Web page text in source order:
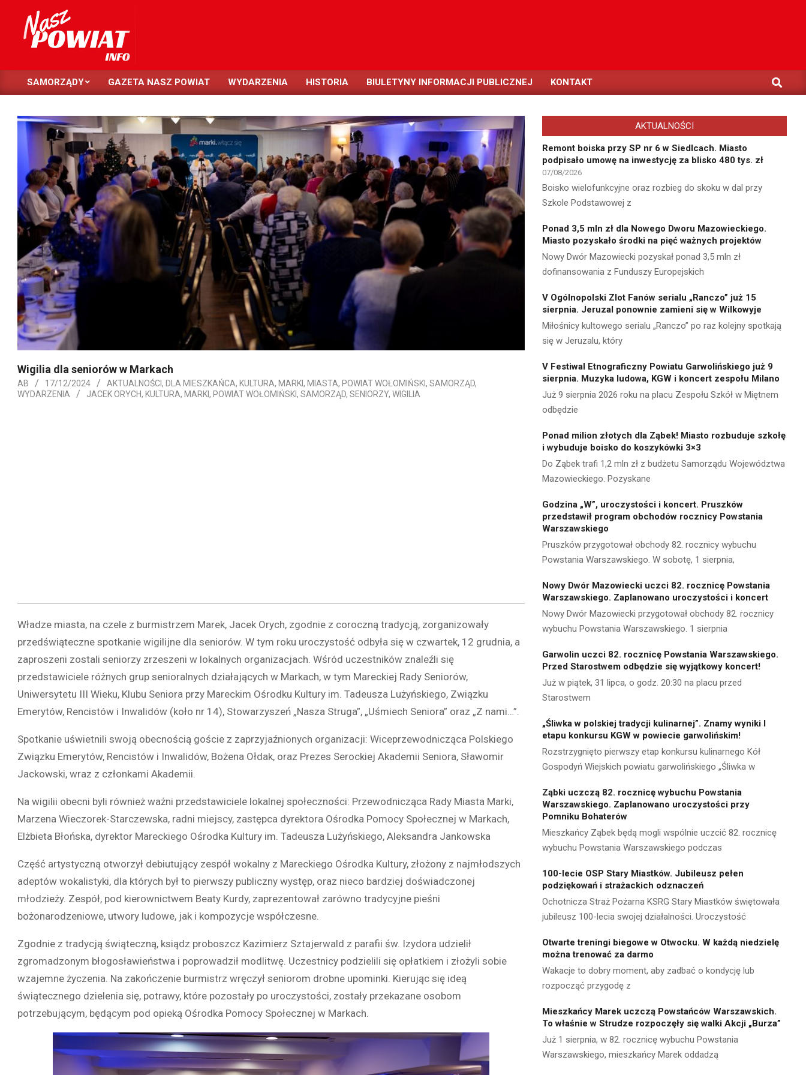
content
NASZ
POWIAT
Primary
Menu
SAMORZĄDY GAZETA NASZ POWIAT WYDARZENIA HISTORIA BIULETYNY INFORMACJI PUBLICZNEJ KONTAKT Search
Wigilia dla seniorów w Markach
AB 17/12/2024 AKTUALNOŚCI , DLA MIESZKAŃCA, KULTURA, MARKI, MIASTA, POWIAT WOŁOMIŃSKI, SAMORZĄD,
WYDARZENIA
JACEK ORYCH, KULTURA, MARKI, POWIAT WOŁOMIŃSKI, SAMORZĄD, SENIORZY, WIGILIA
Władze miasta, na czele z burmistrzem Marek, Jacek Orych, zgodnie z coroczną tradycją, zorganizowały
przedświąteczne spotkanie wigilijne dla seniorów. W tym roku uroczystość odbyła się w czwartek, 12 grudnia, a
zaproszeni zostali seniorzy zrzeszeni w lokalnych organizacjach. Wśród uczestników znaleźli się
przedstawiciele różnych grup senioralnych działających w Markach, w tym Mareckiej Rady Seniorów,
Uniwersytetu III Wieku, Klubu Seniora przy Mareckim Ośrodku Kultury im. Tadeusza Lużyńskiego, Związku
Emerytów, Rencistów i Inwalidów (koło nr 14), Stowarzyszeń „Nasza Struga”, „Uśmiech Seniora” oraz „Z nami…”.
Spotkanie uświetnili swoją obecnością goście z zaprzyjaźnionych organizacji: Wiceprzewodnicząca Polskiego
Związku Emerytów, Rencistów i Inwalidów, Bożena Ołdak, oraz Prezes Serockiej Akademii Seniora, Sławomir
Jackowski, wraz z członkami Akademii.
Na wigilii obecni byli również ważni przedstawiciele lokalnej społeczności: Przewodnicząca Rady Miasta Marki,
Marzena Wieczorek-Starczewska, radni miejscy, zastępca dyrektora Ośrodka Pomocy Społecznej w Markach,
Elżbieta Błońska, dyrektor Mareckiego Ośrodka Kultury im. Tadeusza Lużyńskiego, Aleksandra Jankowska
Część artystyczną otworzył debiutujący zespół wokalny z Mareckiego Ośrodka Kultury, złożony z najmłodszych
adeptów wokalistyki, dla których był to pierwszy publiczny występ, oraz nieco bardziej doświadczonej
młodzieży. Zespół, pod kierownictwem Beaty Kurdy, zaprezentował zarówno tradycyjne pieśni
bożonarodzeniowe, utwory ludowe, jak i kompozycje współczesne.
Zgodnie z tradycją świąteczną, ksiądz proboszcz Kazimierz Sztajerwald z parafii św. Izydora udzielił
zgromadzonym błogosławieństwa i poprowadził modlitwę. Uczestnicy podzielili się opłatkiem i złożyli sobie
wzajemne życzenia. Na zakończenie burmistrz wręczył seniorom drobne upominki. Kierując się ideą
świątecznego dzielenia się, potrawy, które pozostały po uroczystości, zostały przekazane osobom
potrzebującym, będącym pod opieką Ośrodka Pomocy Społecznej w Markach.
AKTUALNOŚCI
Remont boiska przy SP nr 6 w Siedlcach. Miasto
podpisało umowę na inwestycję za blisko 480 tys. zł
07/08/2026
Boisko wielofunkcyjne oraz rozbieg do skoku w dal przy
Szkole Podstawowej z
Ponad 3,5 mln zł dla Nowego Dworu Mazowieckiego.
Miasto pozyskało środki na pięć ważnych projektów
Nowy Dwór Mazowiecki pozyskał ponad 3,5 mln zł
dofinansowania z Funduszy Europejskich
V Ogólnopolski Zlot Fanów serialu „Ranczo” już 15
sierpnia. Jeruzal ponownie zamieni się w Wilkowyje
Miłośnicy kultowego serialu „Ranczo” po raz kolejny spotkają
się w Jeruzalu, który
V Festiwal Etnograficzny Powiatu Garwolińskiego już 9
sierpnia. Muzyka ludowa, KGW i koncert zespołu Milano
Już 9 sierpnia 2026 roku na placu Zespołu Szkół w Miętnem
odbędzie
Ponad milion złotych dla Ząbek! Miasto rozbuduje szkołę
i wybuduje boisko do koszykówki 3×3
Do Ząbek trafi 1,2 mln zł z budżetu Samorządu Województwa
Mazowieckiego. Pozyskane
Godzina „W”, uroczystości i koncert. Pruszków
przedstawił program obchodów rocznicy Powstania
Warszawskiego
Pruszków przygotował obchody 82. rocznicy wybuchu
Powstania Warszawskiego. W sobotę, 1 sierpnia,
Nowy Dwór Mazowiecki uczci 82. rocznicę Powstania
Warszawskiego. Zaplanowano uroczystości i koncert
Nowy Dwór Mazowiecki przygotował obchody 82. rocznicy
wybuchu Powstania Warszawskiego. 1 sierpnia
Garwolin uczci 82. rocznicę Powstania Warszawskiego.
Przed Starostwem odbędzie się wyjątkowy koncert!
Już w piątek, 31 lipca, o godz. 20:30 na placu przed
Starostwem
„Śliwka w polskiej tradycji kulinarnej”. Znamy wyniki I
etapu konkursu KGW w powiecie garwolińskim!
Rozstrzygnięto pierwszy etap konkursu kulinarnego Kół
Gospodyń Wiejskich powiatu garwolińskiego „Śliwka w
Ząbki uczczą 82. rocznicę wybuchu Powstania
Warszawskiego. Zaplanowano uroczystości przy
Pomniku Bohaterów
Mieszkańcy Ząbek będą mogli wspólnie uczcić 82. rocznicę
wybuchu Powstania Warszawskiego podczas
100-lecie OSP Stary Miastków. Jubileusz pełen
podziękowań i strażackich odznaczeń
Ochotnicza Straż Pożarna KSRG Stary Miastków świętowała
jubileusz 100-lecia swojej działalności. Uroczystość
Otwarte treningi biegowe w Otwocku. W każdą niedzielę
można trenować za darmo
Wakacje to dobry moment, aby zadbać o kondycję lub
rozpocząć przygodę z
Mieszkańcy Marek uczczą Powstańców Warszawskich.
To właśnie w Strudze rozpoczęły się walki Akcji „Burza”
Już 1 sierpnia, w 82. rocznicę wybuchu Powstania
Warszawskiego, mieszkańcy Marek oddadzą